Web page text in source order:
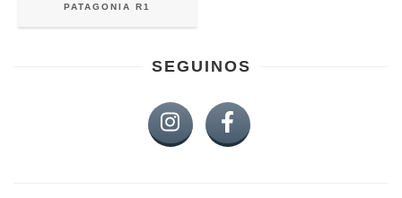
PATAGONIA R1
SEGUINOS